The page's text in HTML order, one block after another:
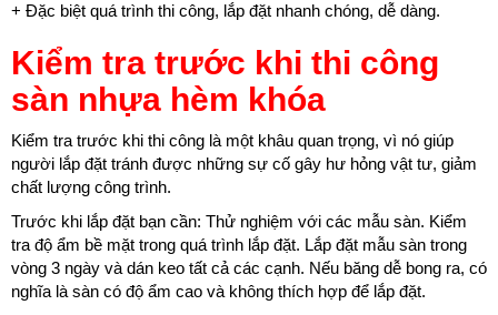
+ Đặc biệt quá trình thi công, lắp đặt nhanh chóng, dễ dàng.
Kiểm tra trước khi thi công
sàn nhựa hèm khóa
Kiểm tra trước khi thi công là một khâu quan trọng, vì nó giúp
người lắp đặt tránh được những sự cố gây hư hỏng vật tư, giảm
chất lượng công trình.
Trước khi lắp đặt bạn cần: Thử nghiệm với các mẫu sàn. Kiểm
tra độ ẩm bề mặt trong quá trình lắp đặt. Lắp đặt mẫu sàn trong
vòng 3 ngày và dán keo tất cả các cạnh. Nếu băng dễ bong ra, có
nghĩa là sàn có độ ẩm cao và không thích hợp để lắp đặt.